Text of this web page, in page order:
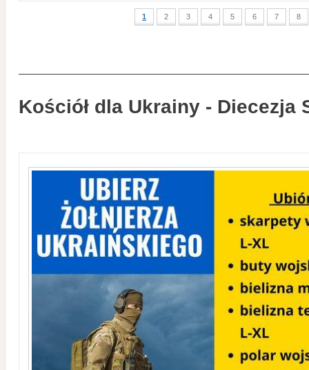
1 2 3 4 5 6 7 8
Kościół dla Ukrainy - Diecezja